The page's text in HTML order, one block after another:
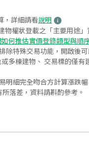
，詳細請看說明
權狀登載之「主要用途
何推估實價登錄類型與順
除特殊交易功能，開啟後
多棟建物、 交易標的僅有
明細完全吻合方計算漲跌
落差，資料請斟酌參考。